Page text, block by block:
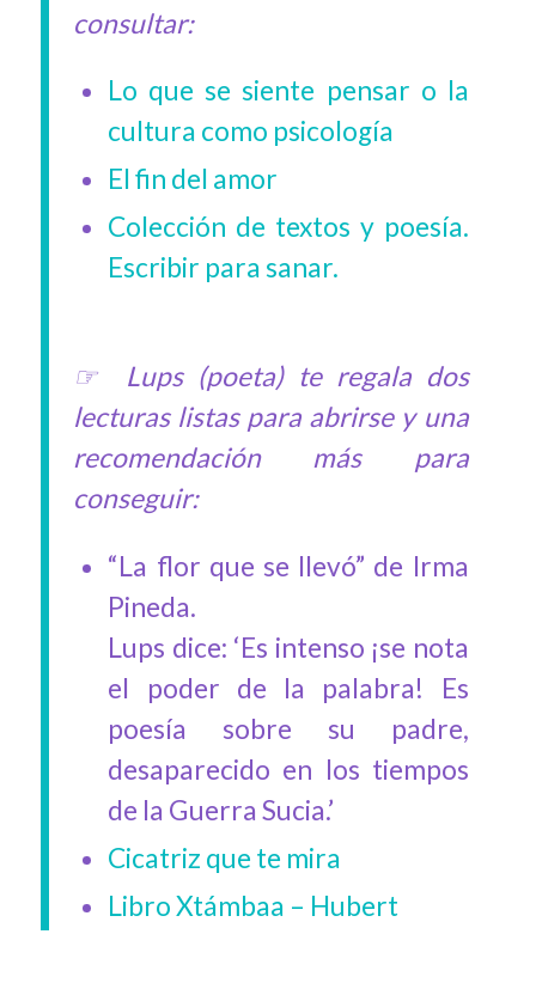
consultar:
Lo que se siente pensar o la
cultura como psicología
El fin del amor
Colección de textos y poesía.
Escribir para sanar.
☞ Lups (poeta) te regala dos
lecturas listas para abrirse y una
recomendación más para
conseguir:
“La flor que se llevó” de Irma
Pineda.
Lups dice: ‘Es intenso ¡se nota
el poder de la palabra! Es
poesía sobre su padre,
desaparecido en los tiempos
de la Guerra Sucia.’
Cicatriz que te mira
Libro Xtámbaa – Hubert